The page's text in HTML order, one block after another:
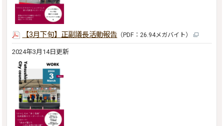
【3月下旬】正副議長活動報告 （PDF：26.94メガバイト）
2024年3月14日更新